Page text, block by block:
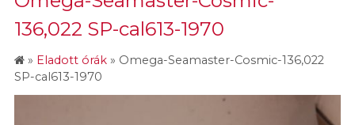
136,022 SP-cal613-1970
» Eladott órák » Omega-Seamaster-Cosmic-136,022
SP-cal613-1970